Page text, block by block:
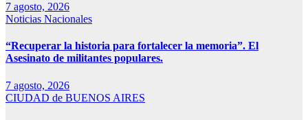
7 agosto, 2026
Noticias Nacionales
“Recuperar la historia para fortalecer la memoria”. El
Asesinato de militantes populares.
7 agosto, 2026
CIUDAD de BUENOS AIRES